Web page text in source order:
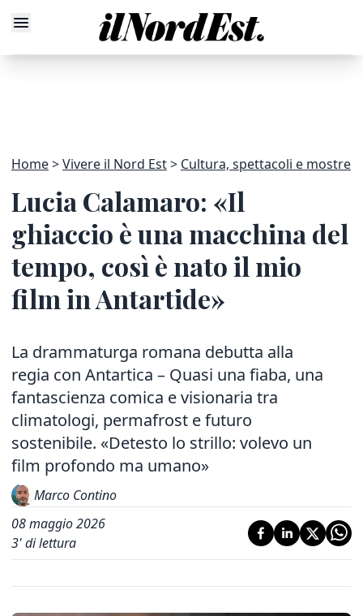
Home Vivere il Nord Est Cultura, spettacoli e mostre
Lucia Calamaro: «Il
ghiaccio è una macchina del
tempo, così è nato il mio
film in Antartide»
La drammaturga romana debutta alla
regia con Antartica – Quasi una fiaba, una
fantascienza comica e visionaria tra
climatologi, permafrost e futuro
sostenibile. «Detesto lo strillo: volevo un
film profondo ma umano»
Marco Contino
08 maggio 2026
3' di lettura